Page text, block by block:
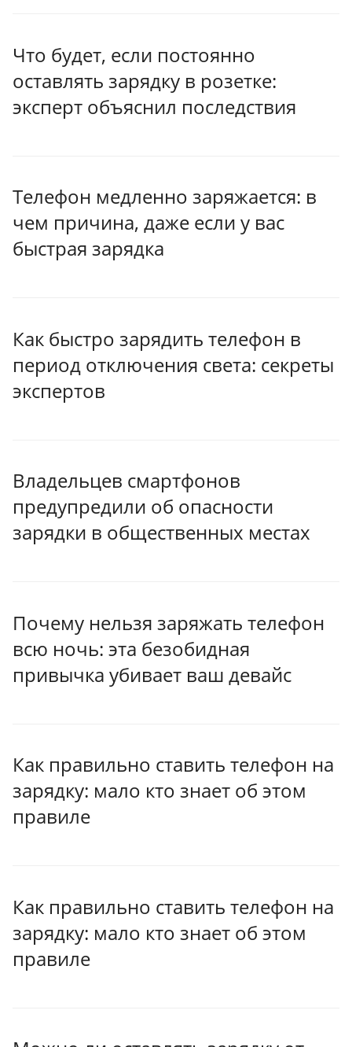
Что будет, если постоянно
оставлять зарядку в розетке:
эксперт объяснил последствия
Телефон медленно заряжается: в
чем причина, даже если у вас
быстрая зарядка
Как быстро зарядить телефон в
период отключения света: секреты
экспертов
Владельцев смартфонов
предупредили об опасности
зарядки в общественных местах
Почему нельзя заряжать телефон
всю ночь: эта безобидная
привычка убивает ваш девайс
Как правильно ставить телефон на
зарядку: мало кто знает об этом
правиле
Как правильно ставить телефон на
зарядку: мало кто знает об этом
правиле